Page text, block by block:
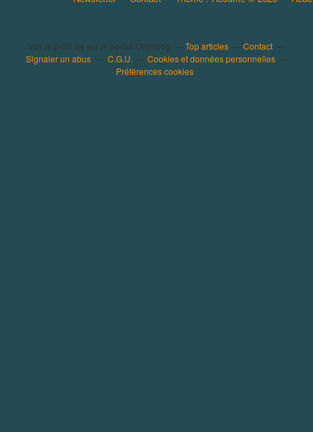
Voir le profil de sur le portail Overblog Top articles
Contact
Signaler un abus
C.G.U.
Cookies et données personnelles
Préférences cookies